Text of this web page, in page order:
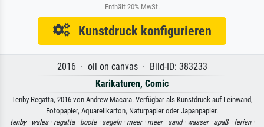
Enthält 20% MwSt.
Kunstdruck konfigurieren
2016 · oil on canvas · Bild-ID: 383233
Karikaturen, Comic
Tenby Regatta, 2016 von Andrew Macara. Verfügbar als Kunstdruck auf Leinwand,
Fotopapier, Aquarellkarton, Naturpapier oder Japanpapier.
tenby · wales · regatta · boote · segeln · meer · meer · sand · wasser · spaß · ferien ·